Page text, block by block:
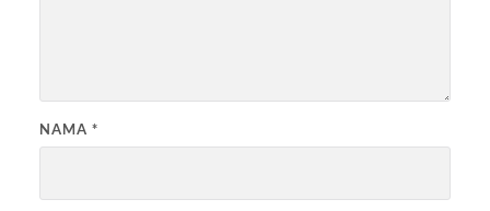
NAMA *